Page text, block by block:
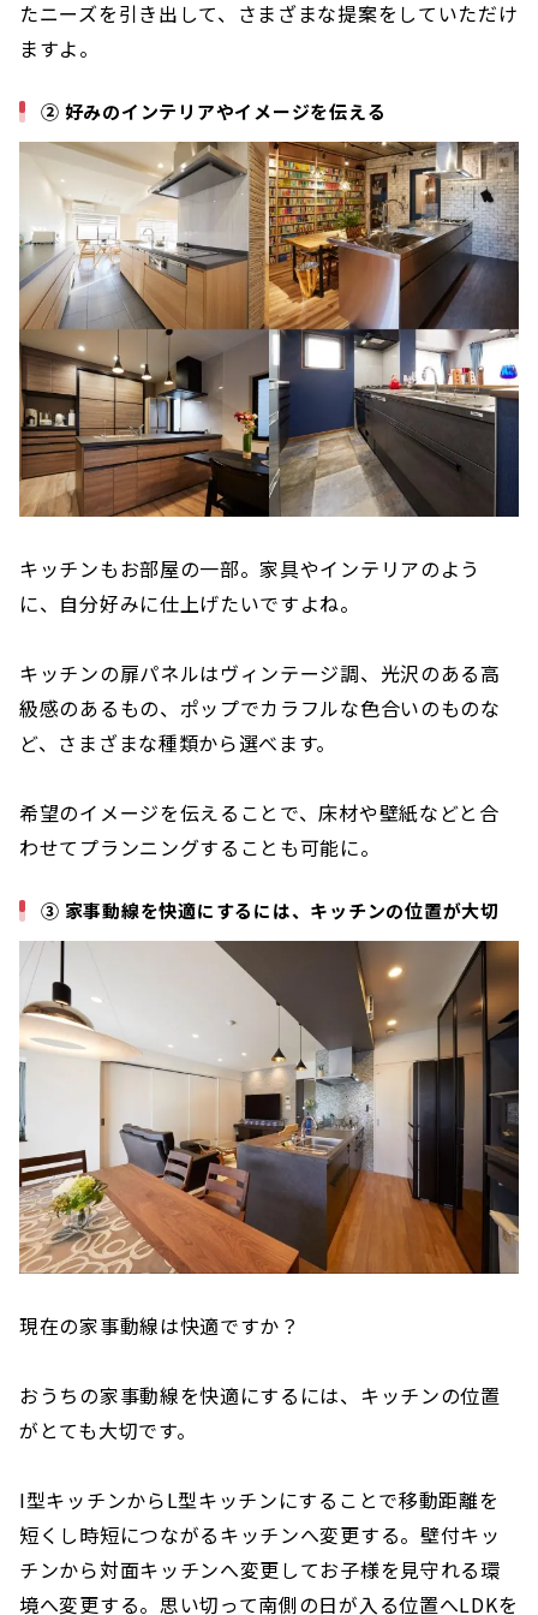
たニーズを引き出して、さまざまな提案をしていただけ
ますよ。
② 好みのインテリアやイメージを伝える
キッチンもお部屋の一部。家具やインテリアのよう
に、自分好みに仕上げたいですよね。
キッチンの扉パネルはヴィンテージ調、光沢のある高
級感のあるもの、ポップでカラフルな色合いのものな
ど、さまざまな種類から選べます。
希望のイメージを伝えることで、床材や壁紙などと合
わせてプランニングすることも可能に。
③ 家事動線を快適にするには、キッチンの位置が大切
現在の家事動線は快適ですか？
おうちの家事動線を快適にするには、キッチンの位置
がとても大切です。
I型キッチンからL型キッチンにすることで移動距離を
短くし時短につながるキッチンへ変更する。壁付キッ
チンから対面キッチンへ変更してお子様を見守れる環
境へ変更する。思い切って南側の日が入る位置へLDKを